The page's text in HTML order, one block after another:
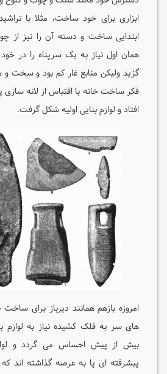
ابزاری برای خود ساخت، مثلا با
ابتدایی ساخت و دسته آن را نیز از
همان اول نیاز به یک سرپناه را در
گزید ولیکن منابع غار کم بود و سخت
فکر ساخت خانه با اقتباس از لانه سازی
افتاد و لوازم بنایی اولیه شکل گرفت.
امروزه بازهم همانند دیرباز برای
های سر به فلک کشیده نیاز به لوازم
بیش از پیش احساس می گردد و
پیشرفته ای پا به عرصه گذاشته اند